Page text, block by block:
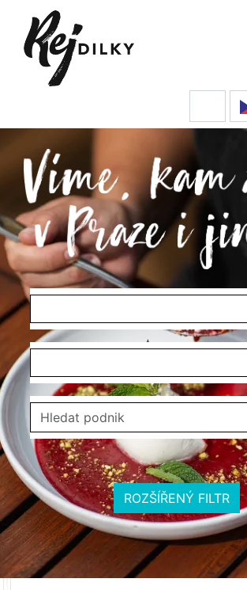
ROZŠÍŘENÝ FILTR